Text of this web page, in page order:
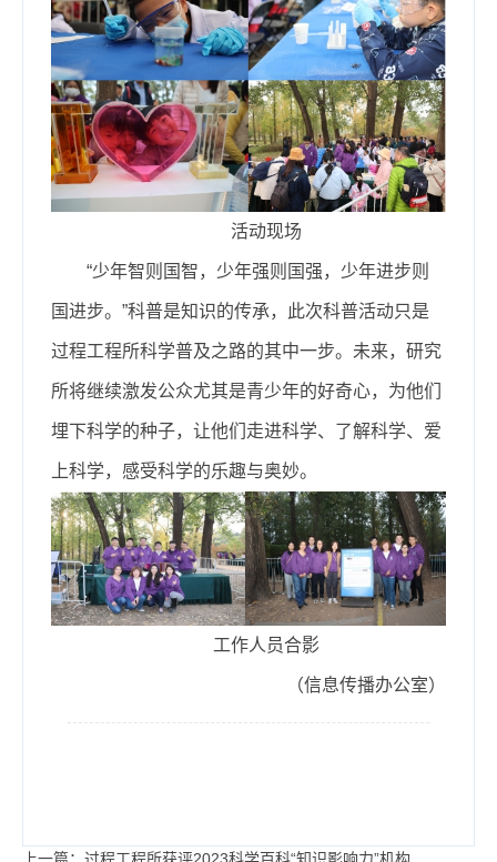
活动现场
“少年智则国智，少年强则国强，少年进步则
国进步。 ”科普是知识的传承，此次科普活动只是
过程工程所科学普及之路的其中一步。未来，研究
所将继续激发公众尤其是青少年的好奇心，为他们
埋下科学的种子，让他们走进科学、了解科学、爱
上科学，感受科学的乐趣与奥妙。
工作人员合影
（信息传播办公室）